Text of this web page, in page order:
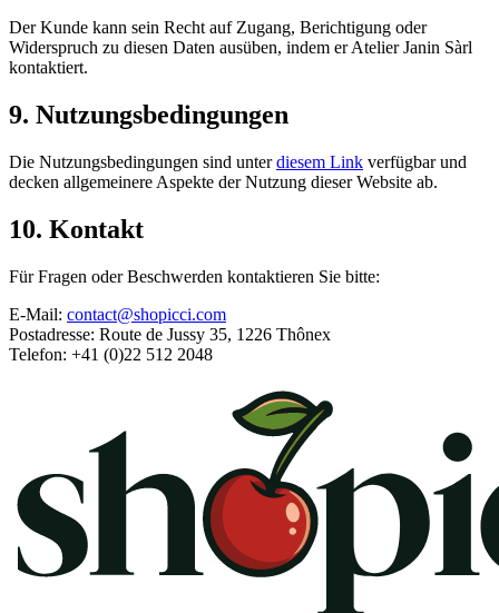
Der Kunde kann sein Recht auf Zugang, Berichtigung oder
Widerspruch zu diesen Daten ausüben, indem er Atelier Janin Sàrl
kontaktiert.
9. Nutzungsbedingungen
Die Nutzungsbedingungen sind unterdiesem Link verfügbar und
decken allgemeinere Aspekte der Nutzung dieser Website ab.
10. Kontakt
Für Fragen oder Beschwerden kontaktieren Sie bitte:
E-Mail: contact@shopicci.com
Postadresse: Route de Jussy 35, 1226 Thônex
Telefon: +41 (0)22 512 2048